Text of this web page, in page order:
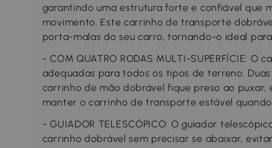
garantindo uma estrutura forte e confiável que
movimento. Este carrinho de transporte
porta-malas do seu carro, tornando-o ideal
- COM QUATRO RODAS MULTI-SUPERFÍCIE:
adequadas para todos os tipos de terreno.
carrinho de mão dobrável fique preso ao puxar,
manter o carrinho de transporte estável
- GUIADOR TELESCÓPICO: O guiador
carrinho dobrável sem precisar se abaixar,